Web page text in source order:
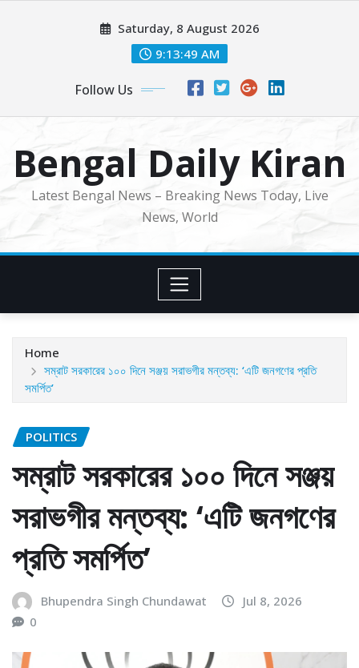
Saturday, 8 August 2026
9:13:52 AM
Follow Us
Bengal Daily Kiran
Latest Bengal News – Breaking News Today, Live
News, World
Home
সম্রাট সরকারের ১০০ দিনে সঞ্জয় সরাভগীর মন্তব্য: ‘এটি জনগণের প্রতি
সমর্পিত’
POLITICS
সম্রাট সরকারের ১০০ দিনে সঞ্জয়
সরাভগীর মন্তব্য: ‘এটি জনগণের
প্রতি সমর্পিত’
Bhupendra Singh Chundawat
Jul 8, 2026
0